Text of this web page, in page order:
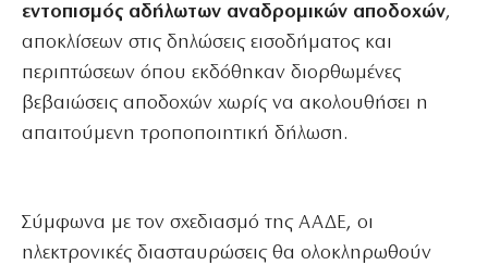
εντοπισμός αδήλωτων αναδρομικών αποδοχών,
αποκλίσεων στις δηλώσεις εισοδήματος και
περιπτώσεων όπου εκδόθηκαν διορθωμένες
βεβαιώσεις αποδοχών χωρίς να ακολουθήσει η
απαιτούμενη τροποποιητική δήλωση.
Σύμφωνα με τον σχεδιασμό της ΑΑΔΕ, οι
ηλεκτρονικές διασταυρώσεις θα ολοκληρωθούν